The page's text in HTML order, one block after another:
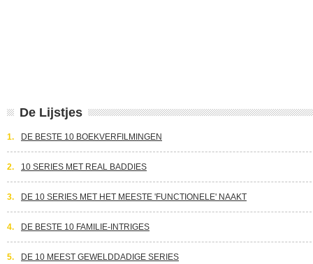
De Lijstjes
1. DE BESTE 10 BOEKVERFILMINGEN
2. 10 SERIES MET REAL BADDIES
3. DE 10 SERIES MET HET MEESTE 'FUNCTIONELE' NAAKT
4. DE BESTE 10 FAMILIE-INTRIGES
5. DE 10 MEEST GEWELDDADIGE SERIES